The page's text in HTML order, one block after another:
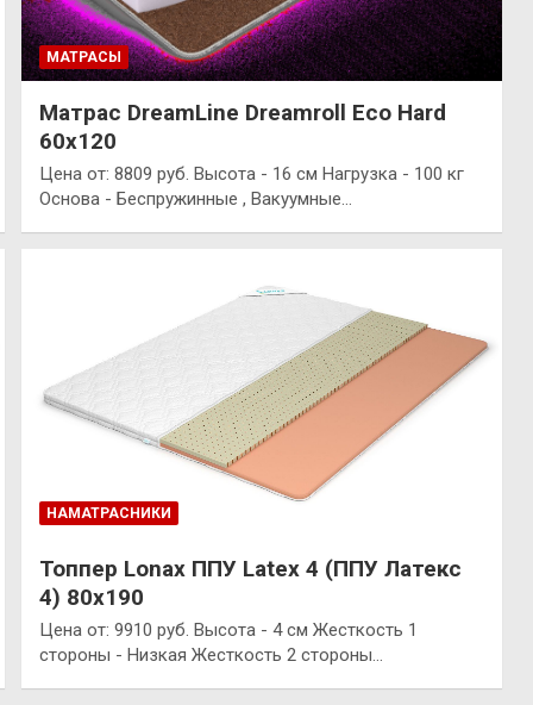
МАТРАСЫ
Матрас DreamLine Dreamroll Eco Hard
60х120
Цена от: 8809 руб. Высота - 16 см Нагрузка - 100 кг
Основа - Беспружинные , Вакуумные…
НАМАТРАСНИКИ
Топпер Lonax ППУ Latex 4 (ППУ Латекс
4) 80х190
Цена от: 9910 руб. Высота - 4 см Жесткость 1
стороны - Низкая Жесткость 2 стороны…